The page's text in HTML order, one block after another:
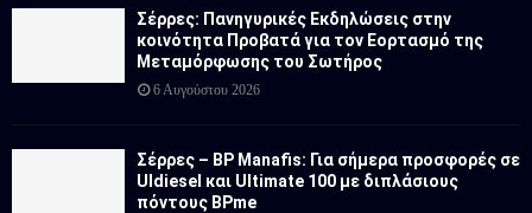
Σέρρες: Πανηγυρικές Εκδηλώσεις στην
κοινότητα Προβατά για τον Εορτασμό της
Μεταμόρφωσης του Σωτήρος
6 Αυγούστου 2026
Σέρρες – BP Manafis: Για σήμερα προσφορές σε
Uldiesel και Ultimate 100 με διπλάσιους
πόντους BPme